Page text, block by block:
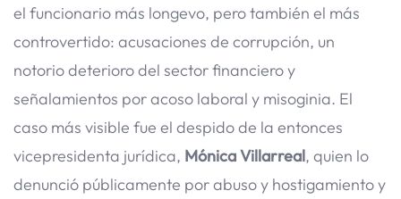
el funcionario más longevo, pero también el más
controvertido: acusaciones de corrupción, un
notorio deterioro del sector financiero y
señalamientos por acoso laboral y misoginia. El
caso más visible fue el despido de la entonces
vicepresidenta jurídica, Mónica Villarreal, quien lo
denunció públicamente por abuso y hostigamiento y